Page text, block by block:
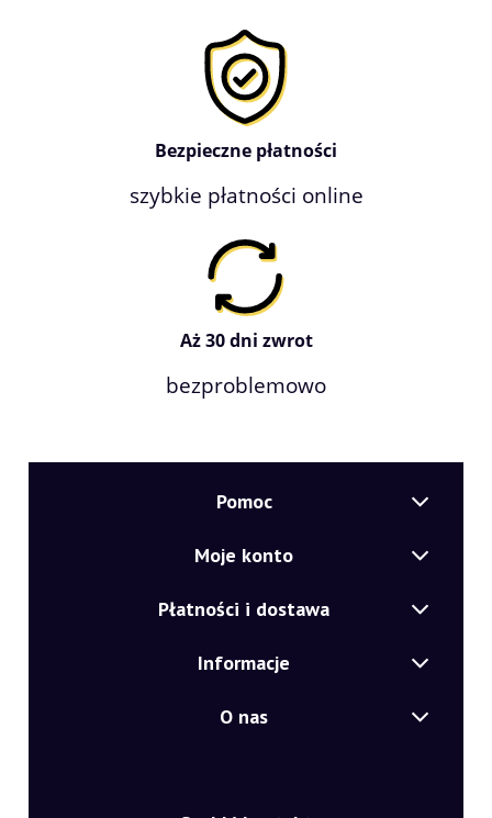
Bezpieczne płatności
szybkie płatności online
Aż 30 dni zwrot
bezproblemowo
Pomoc
Moje konto
Płatności i dostawa
Informacje
O nas